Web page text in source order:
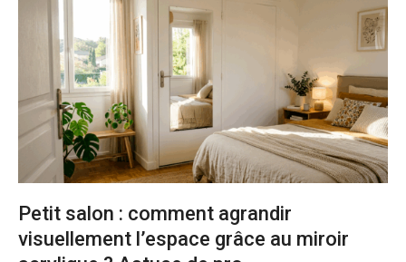
Petit salon : comment agrandir
visuellement l’espace grâce au miroir